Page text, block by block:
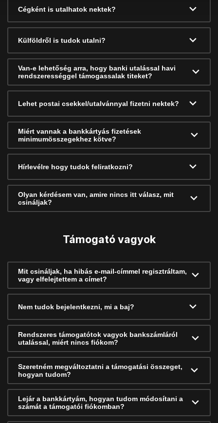
Cégként is utalhatok nektek?
Külföldről is tudok utalni?
Van-e lehetőség arra, hogy banki utalással havi
rendszerességgel támogassalak titeket?
Lehet postai csekkel/utalvánnyal fizetni nektek?
Miért vannak a bankkártyás fizetések
minimumösszegekhez kötve?
Hírlevélre hogy tudok feliratkozni?
Olyan kérdésem van, amire nincs itt válasz, mit
csináljak?
Támogató vagyok
Mit csináljak, ha hibás e-mail-címmel regisztráltam,
vagy elfelejtettem a címet?
Nem tudok bejelentkezni, mi a baj?
Rendszeres támogatótok vagyok bankszámláról
utalással, miért nincs fiókom?
Szeretném megváltoztatni a támogatási összeget,
hogyan tudom?
Lejár a bankkártyám, hogyan tudom módosítani a
számát a támogatói fiókomban?